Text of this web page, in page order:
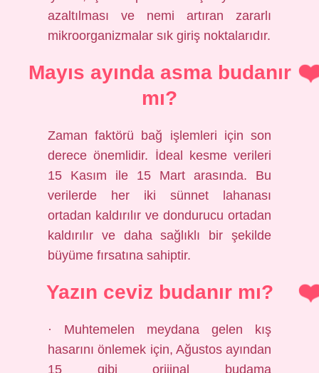
azaltılması ve nemi artıran zararlı
mikroorganizmalar sık giriş noktalarıdır.
Mayıs ayında asma budanır
mı?
Zaman faktörü bağ işlemleri için son
derece önemlidir. İdeal kesme verileri
15 Kasım ile 15 Mart arasında. Bu
verilerde her iki sünnet lahanası
ortadan kaldırılır ve dondurucu ortadan
kaldırılır ve daha sağlıklı bir şekilde
büyüme fırsatına sahiptir.
Yazın ceviz budanır mı?
· Muhtemelen meydana gelen kış
hasarını önlemek için, Ağustos ayından
15 gibi orijinal budama